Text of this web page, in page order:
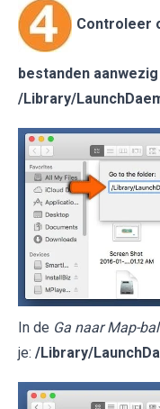
Controleer
bestanden
/Library/
In de Ga naar Map-
je: /Library/